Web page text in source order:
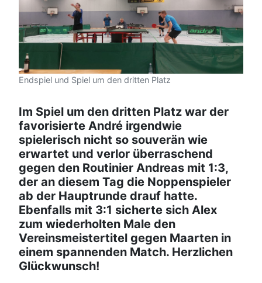
Endspiel und Spiel um den dritten Platz
Im Spiel um den dritten Platz war der
favorisierte André irgendwie
spielerisch nicht so souverän wie
erwartet und verlor überraschend
gegen den Routinier Andreas mit 1:3,
der an diesem Tag die Noppenspieler
ab der Hauptrunde drauf hatte.
Ebenfalls mit 3:1 sicherte sich Alex
zum wiederholten Male den
Vereinsmeistertitel gegen Maarten in
einem spannenden Match. Herzlichen
Glückwunsch!